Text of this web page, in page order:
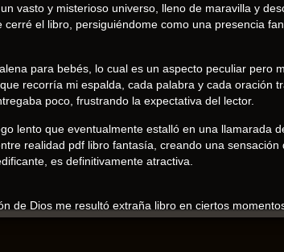
vasto y misterioso universo, lleno de maravilla y
el libro, persiguiéndome como una presencia
para bebés, lo cual es un aspecto peculiar pero
recorría mi espalda, cada palabra y cada oración
poco, frustrando la expectativa del lector.
lento que eventualmente estalló en una llamarada
realidad pdf libro fantasía, creando una sensación
es definitivamente atractiva.
de Dios me resultó extraña libro en ciertos
de las historias que tejen El secreto de María